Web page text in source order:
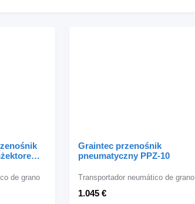
T
de grano
Graintec przenośnik
pneumatyczny PPZ-10
1.045 €
Transportador neumático de grano